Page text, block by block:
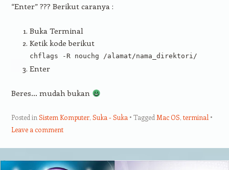
“Enter” ??? Berikut caranya :
Buka Terminal
Ketik kode berikut
chflags -R nouchg /alamat/nama_direktori/
Enter
Beres… mudah bukan
Posted inSistem Komputer, Suka - Suka TaggedMac OS, terminal
Leave a comment